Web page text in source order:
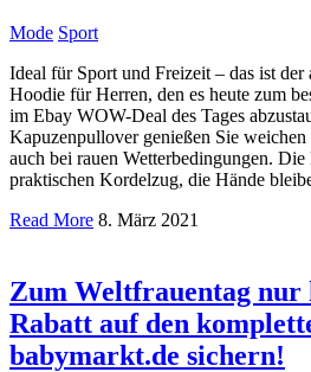
Mode Sport
Ideal für Sport und Freizeit – das ist der
Hoodie für Herren, den es heute zum
im Ebay WOW-Deal des Tages
Kapuzenpullover genießen Sie
auch bei rauen Wetterbedingungen. Die
praktischen Kordelzug, die Hände
Read More 8. März 2021
Zum Weltfrauentag nur
Rabatt auf den
babymarkt.de sichern!